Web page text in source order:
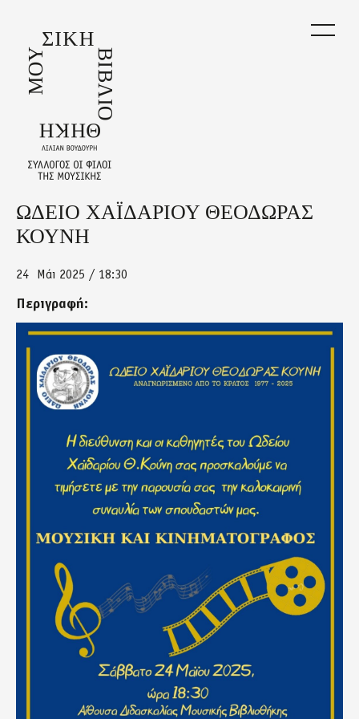
main
content
Back
to
top
ΩΔΕΙΟ ΧΑΪΔΑΡΙΟΥ ΘΕΟΔΩΡΑΣ
ΚΟΥΝΗ
24 Μάι 2025 / 18:30
Περιγραφή:
afisa.jpg